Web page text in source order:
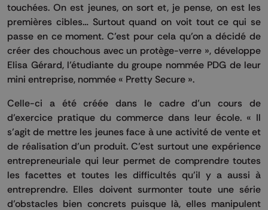
touchées. On est jeunes, on sort et, je pense, on est les
premières cibles… Surtout quand on voit tout ce qui se
passe en ce moment. C’est pour cela qu’on a décidé de
créer des chouchous avec un protège-verre », développe
Elisa Gérard, l’étudiante du groupe nommée PDG de leur
mini entreprise, nommée « Pretty Secure ».
Celle-ci a été créée dans le cadre d’un cours de
d’exercice pratique du commerce dans leur école. « Il
s’agit de mettre les jeunes face à une activité de vente et
de réalisation d’un produit. C’est surtout une expérience
entrepreneuriale qui leur permet de comprendre toutes
les facettes et toutes les difficultés qu’il y a aussi à
entreprendre. Elles doivent surmonter toute une série
d’obstacles bien concrets puisque là, elles manipulent